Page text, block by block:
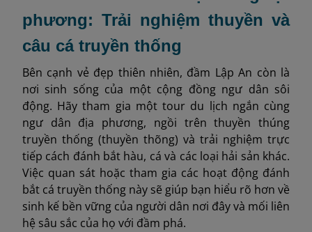
phương: Trải nghiệm thuyền và
câu cá truyền thống
Bên cạnh vẻ đẹp thiên nhiên, đầm Lập An còn là
nơi sinh sống của một cộng đồng ngư dân sôi
động. Hãy tham gia một tour du lịch ngắn cùng
ngư dân địa phương, ngồi trên thuyền thúng
truyền thống (thuyền thõng) và trải nghiệm trực
tiếp cách đánh bắt hàu, cá và các loại hải sản khác.
Việc quan sát hoặc tham gia các hoạt động đánh
bắt cá truyền thống này sẽ giúp bạn hiểu rõ hơn về
sinh kế bền vững của người dân nơi đây và mối liên
hệ sâu sắc của họ với đầm phá.